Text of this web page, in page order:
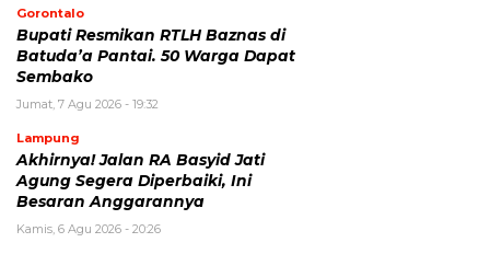
Gorontalo
Bupati Resmikan RTLH Baznas di
Batuda’a Pantai. 50 Warga Dapat
Sembako
Jumat, 7 Agu 2026 - 19:32
Lampung
Akhirnya! Jalan RA Basyid Jati
Agung Segera Diperbaiki, Ini
Besaran Anggarannya
Kamis, 6 Agu 2026 - 20:26